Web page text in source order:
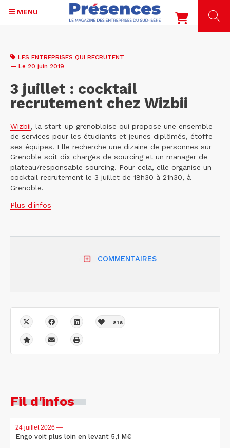
contenu
MENU
LES ENTREPRISES QUI RECRUTENT
— Le 20 juin 2019
3 juillet : cocktail
recrutement chez Wizbii
Wizbii, la start-up grenobloise qui propose une ensemble
de services pour les étudiants et jeunes diplômés, étoffe
ses équipes. Elle recherche une dizaine de personnes sur
Grenoble soit dix chargés de sourcing et un manager de
plateau/responsable sourcing. Pour cela, elle organise un
cocktail recrutement le 3 juillet de 18h30 à 21h30, à
Grenoble.
Plus d'infos
COMMENTAIRES
816
Fil d'infos
24 juillet 2026 —
Engo voit plus loin en levant 5,1 M€